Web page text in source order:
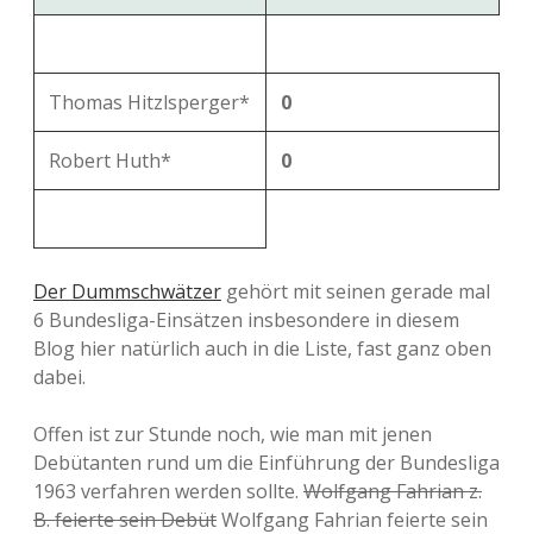
Thomas Hitzlsperger* 0
Robert Huth* 0
Der Dummschwätzer gehört mit seinen gerade mal
6 Bundesliga-Einsätzen insbesondere in diesem
Blog hier natürlich auch in die Liste, fast ganz oben
dabei.
Offen ist zur Stunde noch, wie man mit jenen
Debütanten rund um die Einführung der Bundesliga
1963 verfahren werden sollte. Wolfgang Fahrian z.
B. feierte sein DebütWolfgang Fahrian feierte sein